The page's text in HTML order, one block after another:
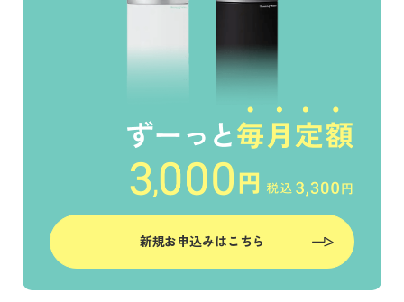
新規お申込みはこちら